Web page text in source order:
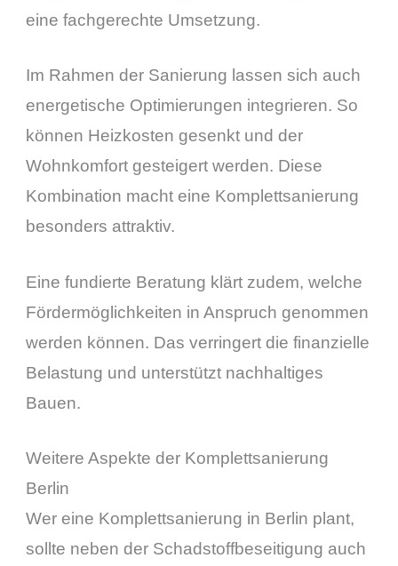
eine fachgerechte Umsetzung.
Im Rahmen der Sanierung lassen sich auch
energetische Optimierungen integrieren. So
können Heizkosten gesenkt und der
Wohnkomfort gesteigert werden. Diese
Kombination macht eine Komplettsanierung
besonders attraktiv.
Eine fundierte Beratung klärt zudem, welche
Fördermöglichkeiten in Anspruch genommen
werden können. Das verringert die finanzielle
Belastung und unterstützt nachhaltiges
Bauen.
Weitere Aspekte der Komplettsanierung
Berlin
Wer eine Komplettsanierung in Berlin plant,
sollte neben der Schadstoffbeseitigung auch